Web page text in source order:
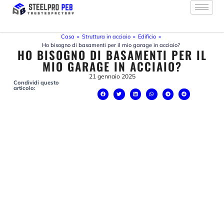
contenuto
Casa » Struttura in acciaio » Edificio »
Ho bisogno di basamenti per il mio garage in acciaio?
HO BISOGNO DI BASAMENTI PER IL
MIO GARAGE IN ACCIAIO?
21 gennaio 2025
Condividi questo
articolo: